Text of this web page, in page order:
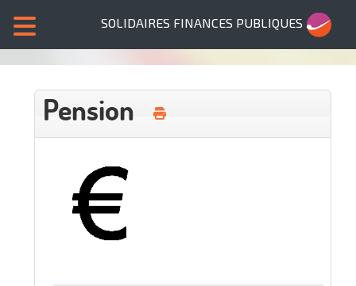
SOLIDAIRES FINANCES PUBLIQUES
Pension